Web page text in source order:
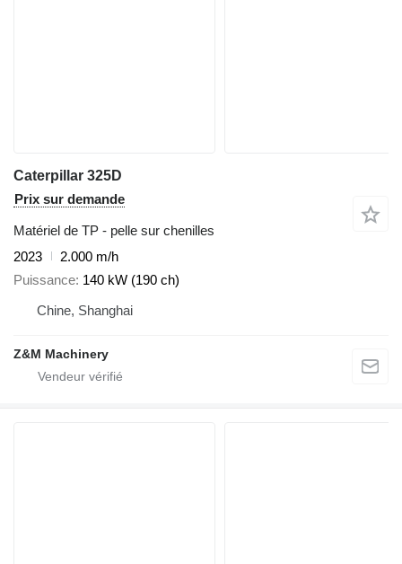
Caterpillar 325D
Prix sur demande
Matériel de TP - pelle sur chenilles
2023
2.000 m/h
Puissance 140 kW (190 ch)
Chine, Shanghai
Z&M Machinery